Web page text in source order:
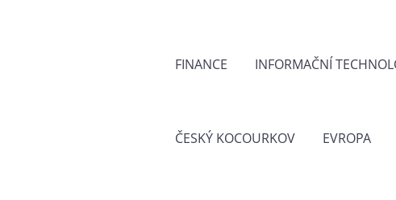
FINANCE INFORMAČNÍ
ČESKÝ KOCOURKOV EVROPA